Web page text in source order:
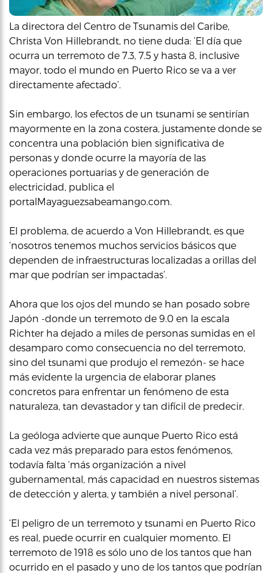
La directora del Centro de Tsunamis del Caribe,
Christa Von Hillebrandt, no tiene duda: ‘El día que
ocurra un terremoto de 7.3, 7.5 y hasta 8, inclusive
mayor, todo el mundo en Puerto Rico se va a ver
directamente afectado’.
Sin embargo, los efectos de un tsunami se sentirían
mayormente en la zona costera, justamente donde se
concentra una población bien significativa de
personas y donde ocurre la mayoría de las
operaciones portuarias y de generación de
electricidad, publica el
portalMayaguezsabeamango.com.
El problema, de acuerdo a Von Hillebrandt, es que
‘nosotros tenemos muchos servicios básicos que
dependen de infraestructuras localizadas a orillas del
mar que podrían ser impactadas’.
Ahora que los ojos del mundo se han posado sobre
Japón -donde un terremoto de 9.0 en la escala
Richter ha dejado a miles de personas sumidas en el
desamparo como consecuencia no del terremoto,
sino del tsunami que produjo el remezón- se hace
más evidente la urgencia de elaborar planes
concretos para enfrentar un fenómeno de esta
naturaleza, tan devastador y tan difícil de predecir.
La geóloga advierte que aunque Puerto Rico está
cada vez más preparado para estos fenómenos,
todavía falta ‘más organización a nivel
gubernamental, más capacidad en nuestros sistemas
de detección y alerta, y también a nivel personal’.
‘El peligro de un terremoto y tsunami en Puerto Rico
es real, puede ocurrir en cualquier momento. El
terremoto de 1918 es sólo uno de los tantos que han
ocurrido en el pasado y uno de los tantos que podrían